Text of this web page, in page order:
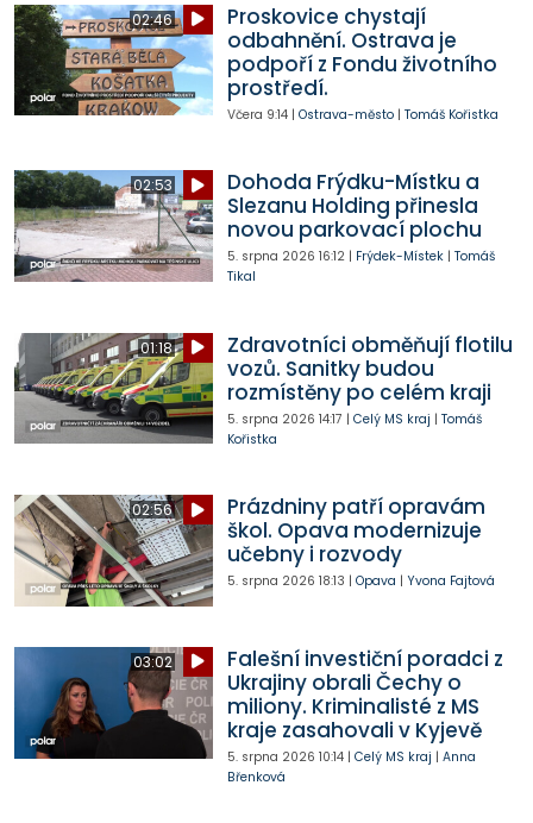
02:46
Proskovice chystají
odbahnění. Ostrava je
podpoří z Fondu životního
prostředí.
Včera 9:14| Ostrava-město| Tomáš Kořistka
02:53
Dohoda Frýdku-Místku a
Slezanu Holding přinesla
novou parkovací plochu
5. srpna 2026 16:12| Frýdek-Místek| Tomáš
Tikal
01:18
Zdravotníci obměňují flotilu
vozů. Sanitky budou
rozmístěny po celém kraji
5. srpna 2026 14:17 | Celý MS kraj | Tomáš
Kořistka
02:56
Prázdniny patří opravám
škol. Opava modernizuje
učebny i rozvody
5. srpna 2026 18:13 | Opava | Yvona Fajtová
03:02
Falešní investiční poradci z
Ukrajiny obrali Čechy o
miliony. Kriminalisté z MS
kraje zasahovali v Kyjevě
5. srpna 2026 10:14| Celý MS kraj | Anna
Břenková